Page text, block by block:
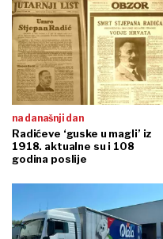
na današnji dan
Radićeve ‘guske u magli’ iz
1918. aktualne su i 108
godina poslije